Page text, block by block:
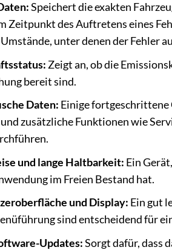
Speichert die exakten
Zeitpunkt des Auftretens eines
unter denen der Fehler
Zeigt an, ob die
bereit sind.
Daten: Einige fortgeschrittene
zusätzliche Funktionen wie
und lange Haltbarkeit: Ein
im Freien Bestand hat.
und Display: Ein gut
sind entscheidend für
Updates:Sorgt dafür, dass